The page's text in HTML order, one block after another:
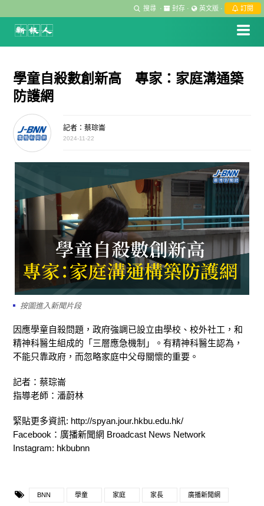
搜尋 · 封存 · 英文版 · 訂閱
學童自殺數創新高 專家：家庭溝通築
防護網
記者：蔡琮崙
2024-11-22
按圖進入新聞片段
因應學童自殺問題，政府強調已設立由學校、校外社工，和
精神科醫生組成的「三層應急機制」。有精神科醫生認為，
不能只靠政府，而忽略家庭中父母關懷的重要。
記者：蔡琮崙
指導老師：潘蔚林
緊貼更多資訊: http://spyan.jour.hkbu.edu.hk/
Facebook：廣播新聞網 Broadcast News Network
Instagram: hkbubnn
BNN 學童 家庭 家長 廣播新聞網